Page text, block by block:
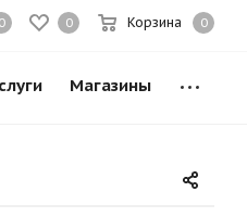
0 0 Корзина 0
Магазины